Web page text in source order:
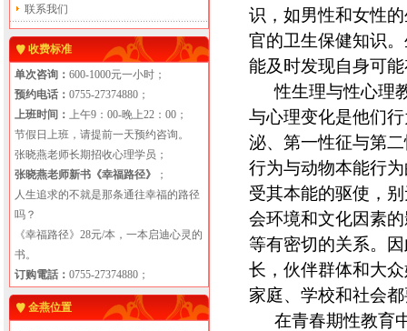
联系我们
收费标准
单次咨询： 600-1000元一小时；
预约电话： 0755-27374880；
上班时间： 上午9：00-晚上22：00；
节假日上班，请提前一天预约咨询。
张晓燕老师长期招收心理学员；
张晓燕老师新书《幸福路径》
；
人生追求的不就是那条通往幸福的路径
吗？
《幸福路径》28元/本，一本启迪心灵的
书。
订购電話： 0755-27374880；
金燕位置
识，如男性和女性
官的卫生保健知识
能及时发现自身可
性生理与性心理
与心理变化是他们
泌、第一性征与第
行为与动物本能行
受其本能的驱使，
会环境和文化因素
等有密切的关系。
长，伙伴群体和大
家庭、学校和社会
在青春期性教育